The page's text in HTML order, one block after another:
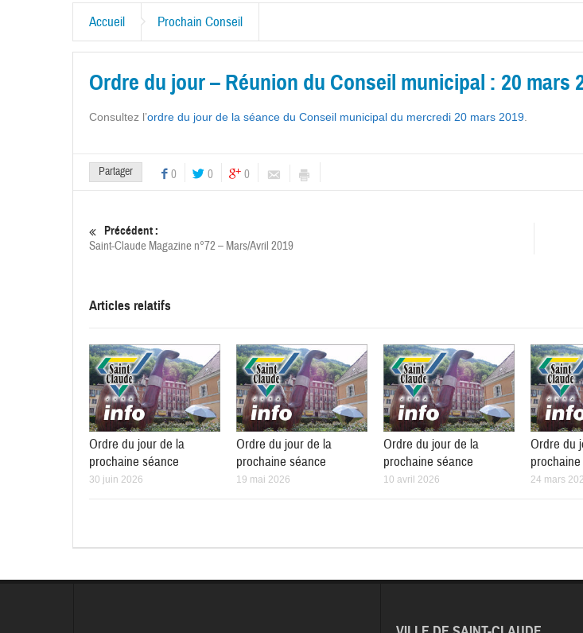
Accueil Prochain Conseil
Ordre du jour – Réunion du Conseil municipal : 20 mars
Consultez l’ordre du jour de la séance du Conseil municipal du mercredi 20 mars 2019
Partager 0 0 0
Précédent :
Saint-Claude Magazine n°72 – Mars/Avril 2019
Articles relatifs
Ordre du jour de la
prochaine séance
30 juin 2026
Ordre du jour de la
prochaine séance
19 mai 2026
Ordre du jour de la
prochaine séance
10 avril 2026
Ordre du
24 mars